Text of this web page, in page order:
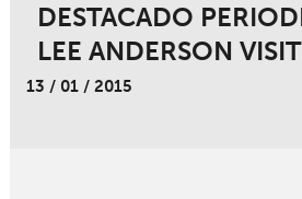
DESTACADO
LEE ANDERSON
13 / 01 / 2015